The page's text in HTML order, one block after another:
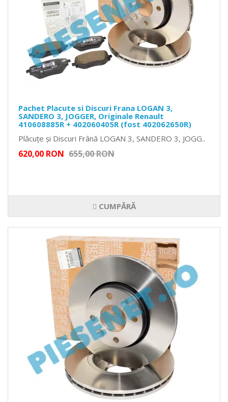
Pachet Placute si Discuri Frana LOGAN 3,
SANDERO 3, JOGGER, Originale Renault
410608885R + 402060405R (fost 402062650R)
Plăcuțe și Discuri Frână LOGAN 3, SANDERO 3, JOGG..
620,00 RON 655,00 RON
CUMPĂRĂ